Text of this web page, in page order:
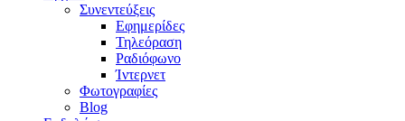
Συνεντεύξεις
Εφημερίδες
Τηλεόραση
Ραδιόφωνο
Ίντερνετ
Φωτογραφίες
Blog